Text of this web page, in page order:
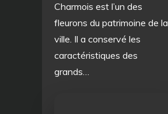
Charmois est l’un des
fleurons du patrimoine de la
ville. Il a conservé les
caractéristiques des
grands…